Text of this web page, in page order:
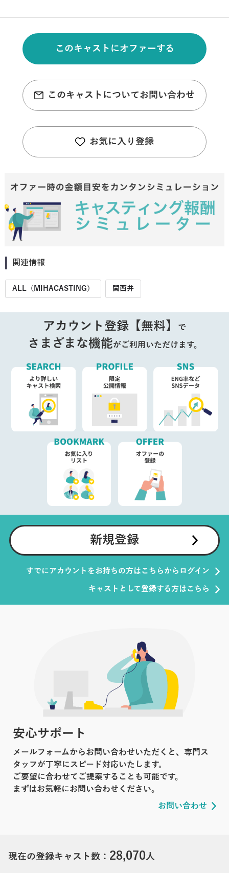
このキャストにオファーする
このキャストについてお問い合わせ
お気に入り登録
関連情報
ALL（MIHACASTING） 関西弁
アカウント登録【無料】 で
さまざまな機能がご利用いただけます。
新規登録
すでにアカウントをお持ちの方はこちらからログイン
キャストとして登録する方はこちら
安心サポート
メールフォームからお問い合わせいただくと、専門ス
タッフが丁寧にスピード対応いたします。
ご要望に合わせてご提案することも可能です。
まずはお気軽にお問い合わせください。
お問い合わせ
現在の登録キャスト数： 28,070人